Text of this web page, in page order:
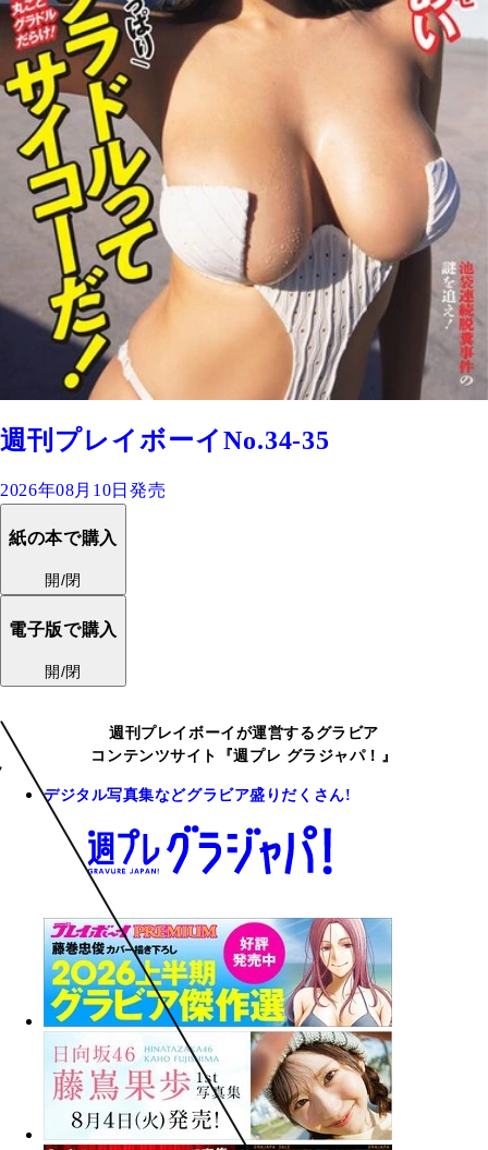
週刊プレイボーイNo.34-35
2026年08月10日発売
紙の本で購入
開/閉
電子版で購入
開/閉
週刊プレイボーイが運営するグラビア
コンテンツサイト『週プレ グラジャパ！』
デジタル写真集などグラビア盛りだくさん!